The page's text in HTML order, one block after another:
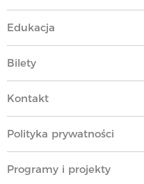
Edukacja
Bilety
Kontakt
Polityka prywatności
Programy i projekty